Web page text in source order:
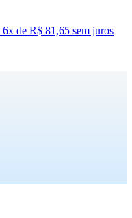
6x de R$ 81,65 sem juros